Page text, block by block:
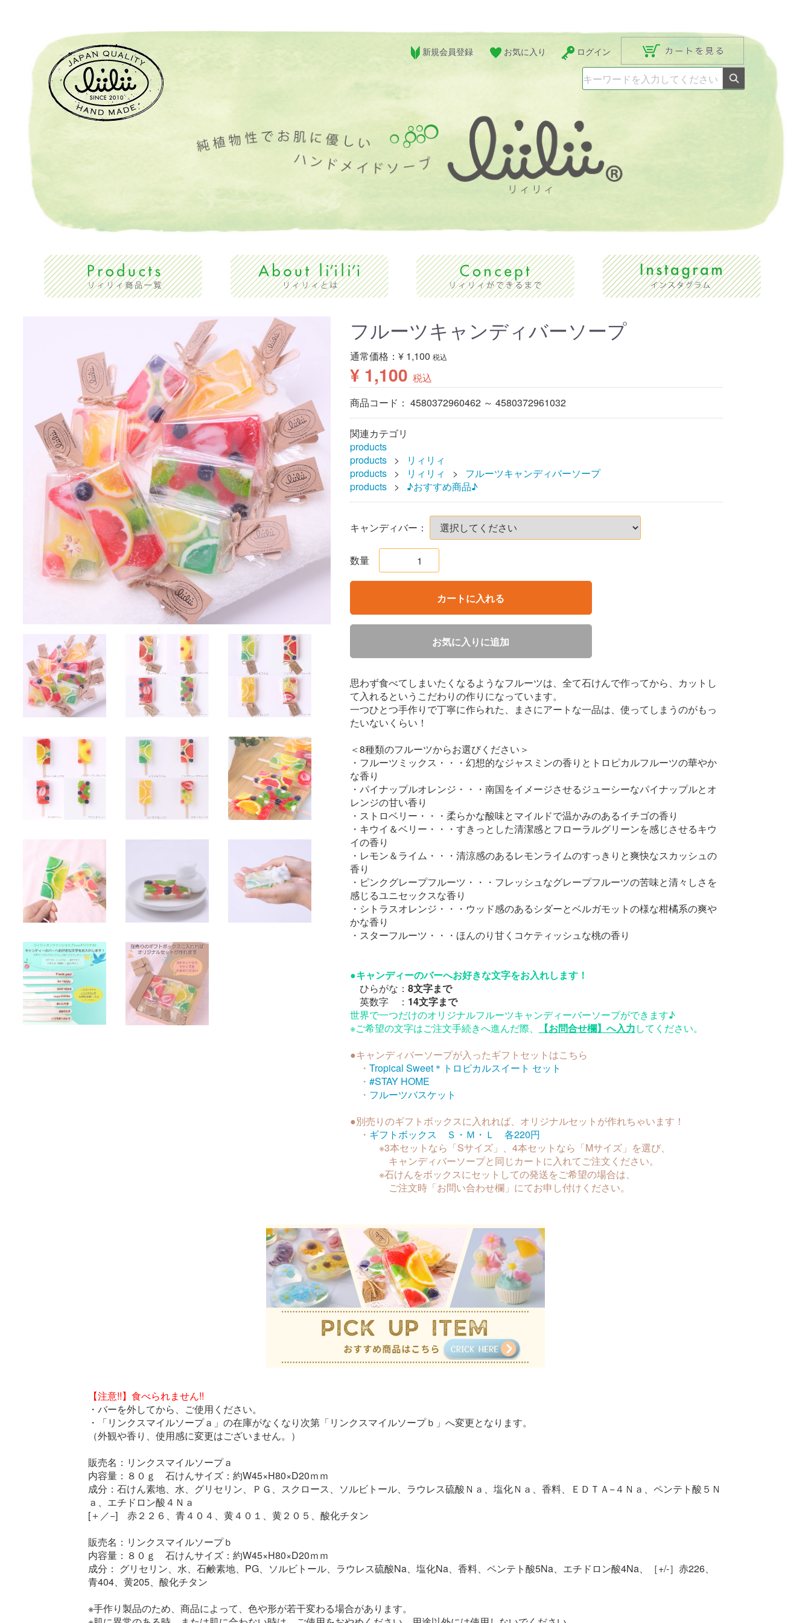
新規会員登録 お気に入り ログイン
フルーツキャンディバーソープ
通常価格： ¥ 1,100 税込
¥ 1,100 税込
商品コード： 4580372960462 ～ 4580372961032
関連カテゴリ
products
products
リィリィ
products
リィリィ
フルーツキャンディバーソープ
products
♪おすすめ商品♪
キャンディバー：
数量
カートに入れる
お気に入りに追加
思わず食べてしまいたくなるようなフルーツは、全て石けんで作ってから、カットし
て入れるというこだわりの作りになっています。
一つひとつ手作りで丁寧に作られた、まさにアートな一品は、使ってしまうのがもっ
たいないくらい！
＜8種類のフルーツからお選びください＞
・フルーツミックス・・・幻想的なジャスミンの香りとトロピカルフルーツの華やか
な香り
・パイナップルオレンジ・・・南国をイメージさせるジューシーなパイナップルとオ
レンジの甘い香り
・ストロベリー・・・柔らかな酸味とマイルドで温かみのあるイチゴの香り
・キウイ＆ベリー・・・すきっとした清潔感とフローラルグリーンを感じさせるキウ
イの香り
・レモン＆ライム・・・清涼感のあるレモンライムのすっきりと爽快なスカッシュの
香り
・ピンクグレープフルーツ・・・フレッシュなグレープフルーツの苦味と清々しさを
感じるユニセックスな香り
・シトラスオレンジ・・・ウッド感のあるシダーとベルガモットの様な柑橘系の爽や
かな香り
・スターフルーツ・・・ほんのり甘くコケティッシュな桃の香り
●キャンディーのバーへお好きな文字をお入れします！
ひらがな： 8文字まで
英数字 ： 14文字まで
世界で一つだけのオリジナルフルーツキャンディーバーソープができます♪
※ご希望の文字はご注文手続きへ進んだ際、
【お問合せ欄】へ入力してください。
●キャンディバーソープが入ったギフトセットはこちら
・ Tropical Sweet＊トロピカルスイート セット
・ #STAY HOME
・ フルーツバスケット
●別売りのギフトボックスに入れれば、オリジナルセットが作れちゃいます！
・ ギフトボックス Ｓ・Ｍ・Ｌ 各220円
※3本セットなら「Sサイズ」、4本セットなら「Mサイズ」を選び、
キャンディバーソープと同じカートに入れてご注文ください。
※石けんをボックスにセットしての発送をご希望の場合は、
ご注文時「お問い合わせ欄」にてお申し付けください。
【注意!!】食べられません!!
・バーを外してから、ご使用ください。
・「リンクスマイルソープａ」の在庫がなくなり次第「リンクスマイルソープｂ」へ変更となります。
（外観や香り、使用感に変更はございません。）
販売名：リンクスマイルソープａ
内容量：８０ｇ 石けんサイズ：約W45×H80×D20ｍｍ
成分：石けん素地、水、グリセリン、ＰＧ、スクロース、ソルビトール、ラウレス硫酸Ｎａ、塩化Ｎａ、香料、ＥＤＴＡ−４Ｎａ、ペンテト酸５Ｎ
ａ、エチドロン酸４Ｎａ
[＋／−] 赤２２６、青４０４、黄４０１、黄２０５、酸化チタン
販売名：リンクスマイルソープｂ
内容量：８０ｇ 石けんサイズ：約W45×H80×D20ｍｍ
成分： グリセリン、水、石鹸素地、PG、ソルビトール、ラウレス硫酸Na、塩化Na、香料、ペンテト酸5Na、エチドロン酸4Na、［+/-］赤226、
青404、黄205、酸化チタン
※手作り製品のため、商品によって、色や形が若干変わる場合があります。